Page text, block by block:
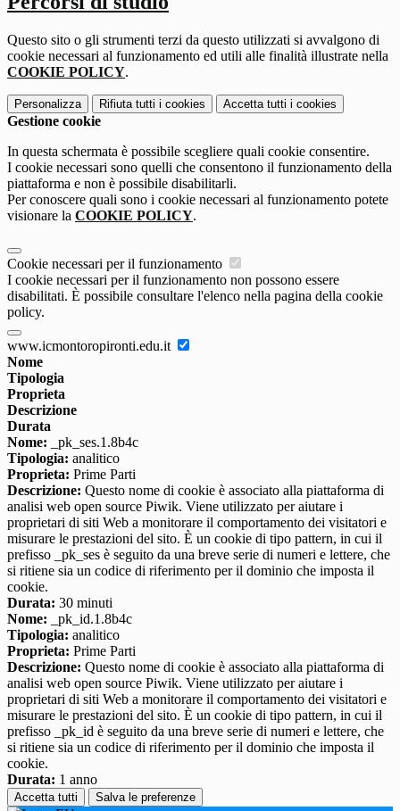
Questo sito o gli strumenti terzi da questo utilizzati si avvalgono di
cookie necessari al funzionamento ed utili alle finalità illustrate nella
COOKIE POLICY.
Personalizza Rifiuta tutti i cookies Accetta tutti i cookies
Gestione cookie
In questa schermata è possibile scegliere quali cookie consentire.
I cookie necessari sono quelli che consentono il funzionamento della
piattaforma e non è possibile disabilitarli.
Per conoscere quali sono i cookie necessari al funzionamento potete
visionare la COOKIE POLICY.
Cookie necessari per il funzionamento
I cookie necessari per il funzionamento non possono essere
disabilitati. È possibile consultare l'elenco nella pagina della cookie
policy.
www.icmontoropironti.edu.it
Nome
Tipologia
Proprieta
Descrizione
Durata
Nome: _pk_ses.1.8b4c
Tipologia: analitico
Proprieta: Prime Parti
Descrizione: Questo nome di cookie è associato alla piattaforma di
analisi web open source Piwik. Viene utilizzato per aiutare i
proprietari di siti Web a monitorare il comportamento dei visitatori e
misurare le prestazioni del sito. È un cookie di tipo pattern, in cui il
prefisso _pk_ses è seguito da una breve serie di numeri e lettere, che
si ritiene sia un codice di riferimento per il dominio che imposta il
cookie.
Durata: 30 minuti
Nome: _pk_id.1.8b4c
Tipologia: analitico
Proprieta: Prime Parti
Descrizione: Questo nome di cookie è associato alla piattaforma di
analisi web open source Piwik. Viene utilizzato per aiutare i
proprietari di siti Web a monitorare il comportamento dei visitatori e
misurare le prestazioni del sito. È un cookie di tipo pattern, in cui il
prefisso _pk_id è seguito da una breve serie di numeri e lettere, che
si ritiene sia un codice di riferimento per il dominio che imposta il
cookie.
Durata: 1 anno
Accetta tutti Salva le preferenze